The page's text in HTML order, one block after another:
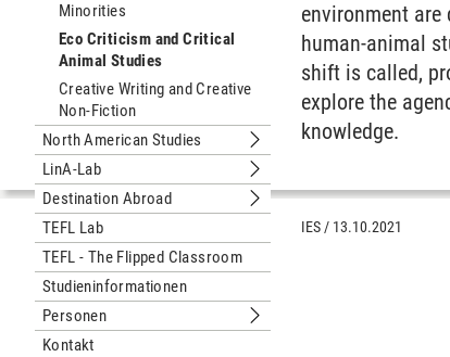
Minorities
Eco Criticism and Critical
Animal Studies
Creative Writing and Creative
Non-Fiction
North American Studies
Untermenu North American
LinA-Lab
Untermenu LinA-Lab
Destination Abroad
Untermenu Destination Abroad
TEFL Lab
TEFL - The Flipped Classroom
Studieninformationen
Personen
Untermenu Personen
Kontakt
environment
human-animal
shift is called,
explore the
knowledge.
IES / 13.10.2021